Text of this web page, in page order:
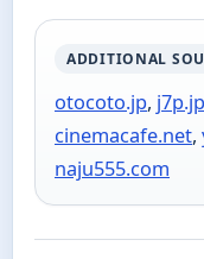
ADDITIONAL
otocoto.jp, j7p.jp
cinemacafe.net,
naju555.com